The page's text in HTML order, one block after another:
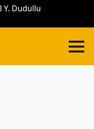
Y. Dudullu